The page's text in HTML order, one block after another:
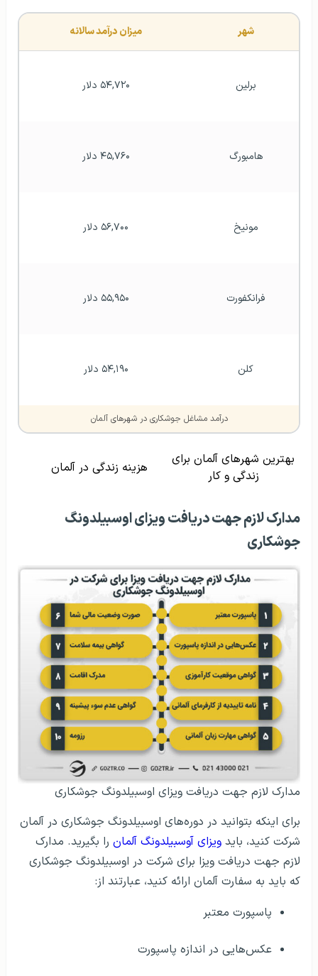
شهر میزان درآمد سالانه
برلین ۵۴,۷۲۰ دلار
هامبورگ ۴۵,۷۶۰ دلار
مونیخ ۵۶,۷۰۰ دلار
فرانکفورت ۵۵,۹۵۰ دلار
کلن ۵۴,۱۹۰ دلار
درآمد مشاغل جوشکاری در شهرهای آلمان
بهترین شهرهای آلمان برای
زندگی و کار
هزینه زندگی در آلمان
مدارک لازم جهت دریافت ویزای اوسبیلدونگ
جوشکاری
مدارک لازم جهت دریافت ویزای اوسبیلدونگ جوشکاری
برای اینکه بتوانید در دوره‌های اوسبیلدونگ جوشکاری در آلمان
شرکت کنید، باید ویزای آوسبیلدونگ آلمان را بگیرید. مدارک
لازم جهت دریافت ویزا برای شرکت در اوسبیلدونگ جوشکاری
که باید به سفارت آلمان ارائه کنید، عبارتند از:
پاسپورت معتبر
عکس‌هایی در اندازه پاسپورت